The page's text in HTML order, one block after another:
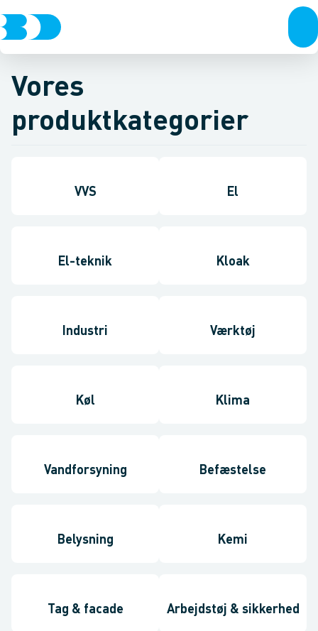
Vores
produktkategorier
VVS El
El-teknik Kloak
Industri Værktøj
Køl Klima
Vandforsyning Befæstelse
Belysning Kemi
Tag & facade Arbejdstøj & sikkerhed